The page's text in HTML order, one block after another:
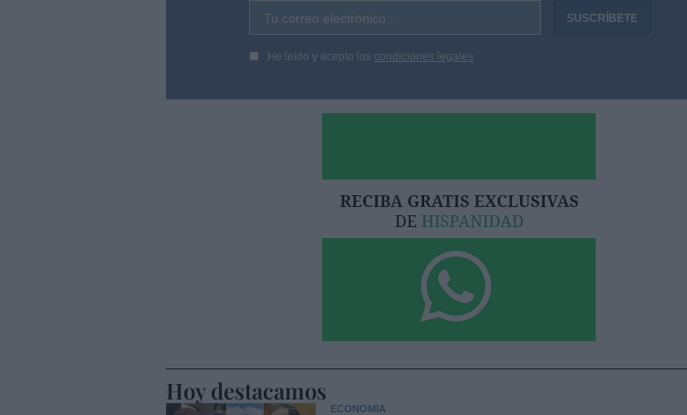
Tu correo electrónico...
He leído y acepto las condiciones legales
Hoy destacamos
ECONOMÍA